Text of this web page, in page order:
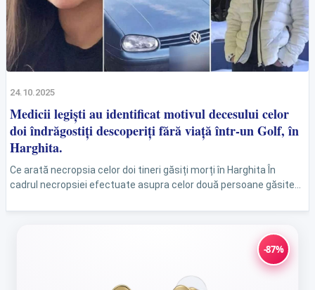
24.10.2025
Medicii legiști au identificat motivul decesului celor
doi îndrăgostiți descoperiți fără viață într-un Golf, în
Harghita.
Ce arată necropsia celor doi tineri găsiți morți în Harghita În
cadrul necropsiei efectuate asupra celor două persoane găsite
-87%